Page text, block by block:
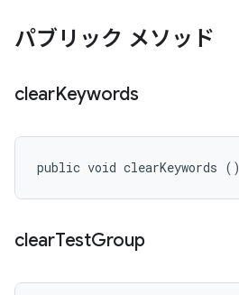
パブリック メソッド
clearKeywords
public void clearKeywords ()
clearTestGroup